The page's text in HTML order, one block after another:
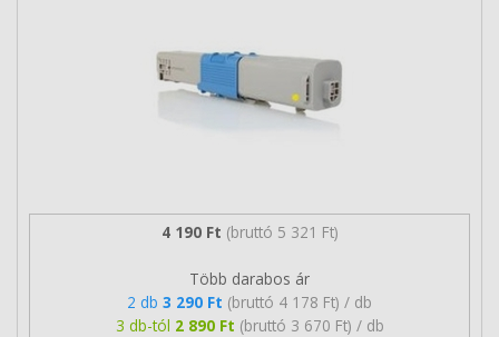
4 190 Ft (bruttó 5 321 Ft)
Több darabos ár
2 db 3 290 Ft (bruttó 4 178 Ft) / db
3 db-tól 2 890 Ft (bruttó 3 670 Ft) / db